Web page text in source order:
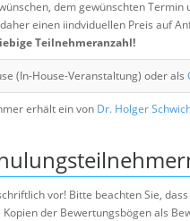
dem gewünschten
einen iindviduellen Preis auf
Teilnehmeranzahl!
(In-House-Veranstaltung) oder als
erhält ein von Dr. Holger
vor! Bitte beachten Sie,
der Bewertungsbögen als